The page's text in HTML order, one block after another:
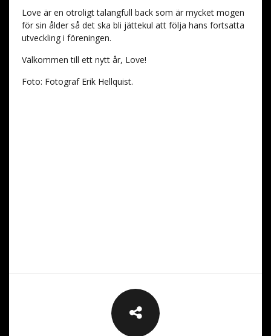
Love är en otroligt talangfull back som är mycket mogen
för sin ålder så det ska bli jättekul att följa hans fortsatta
utveckling i föreningen.
Välkommen till ett nytt år, Love!
Foto: Fotograf Erik Hellquist.